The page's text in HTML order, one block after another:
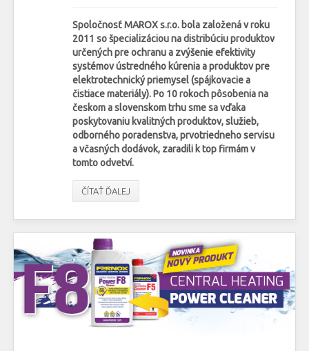
Spoločnosť MAROX s.r.o. bola založená v roku
2011 so špecializáciou na distribúciu produktov
určených pre ochranu a zvýšenie efektivity
systémov ústredného kúrenia a produktov pre
elektrotechnický priemysel (spájkovacie a
čistiace materiály). Po 10 rokoch pôsobenia na
českom a slovenskom trhu sme sa vďaka
poskytovaniu kvalitných produktov, služieb,
odborného poradenstva, prvotriedneho servisu
a včasných dodávok, zaradili k top firmám v
tomto odvetví.
ČÍTAŤ ĎALEJ